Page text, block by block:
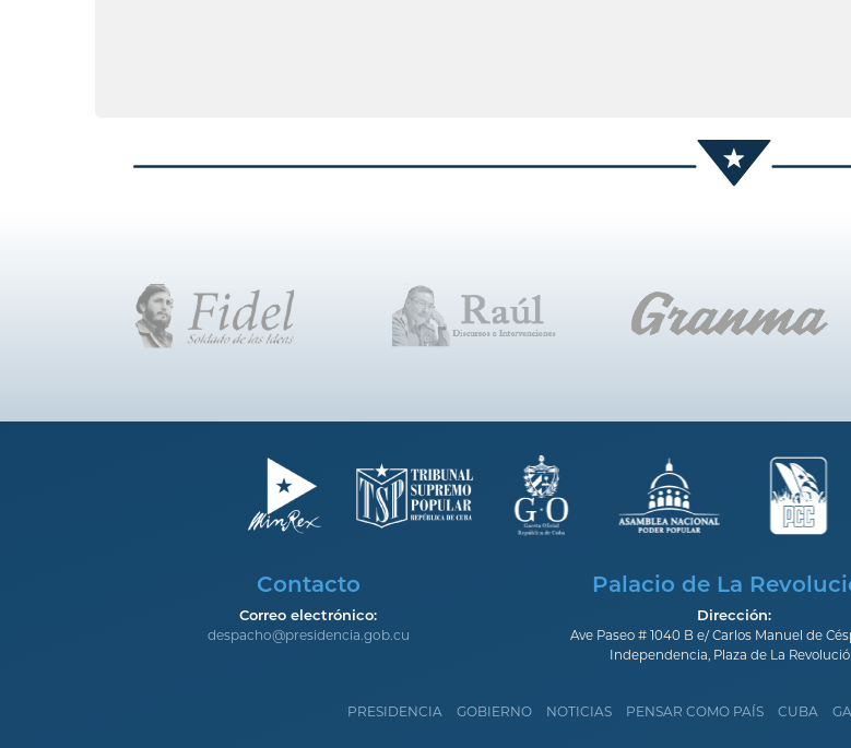
Contacto
Correo electrónico:
despacho@presidencia.gob.cu
Palacio de La
Dirección:
Ave Paseo # 1040 B e/ Carlos Manuel de
Independencia, Plaza de La
PRESIDENCIA GOBIERNO NOTICIAS PENSAR COMO PAÍS CUBA